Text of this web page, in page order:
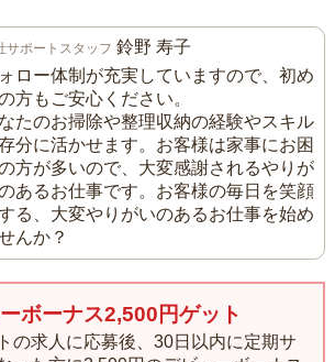
サポートスタッフ 鈴野 寿子
ロー体制が充実していますので、初め
方もご安心ください。
たのお掃除や整理収納の経験やスキル
分に活かせます。お客様は家事にお困
方が多いので、大変感謝されるやりが
あるお仕事です。お客様の毎日を笑顔
る、大変やりがいのあるお仕事を始め
んか？
ボーナス2,500円ゲット
の求人に応募後、30日以内に定期サ